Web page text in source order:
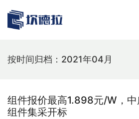
按时间归档：2021年04月
组件报价最高1.898元/W，
组件集采开标